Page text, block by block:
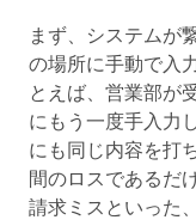
まず、システムが
の場所に手動で入
とえば、営業部が
にもう一度手入力
にも同じ内容を打
間のロスであるだ
請求ミスといった